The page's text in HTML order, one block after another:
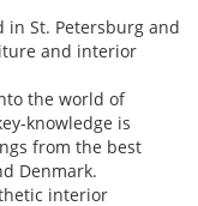
in St. Petersburg and
and interior
the world of
knowledge is
from the best
Denmark.
interior